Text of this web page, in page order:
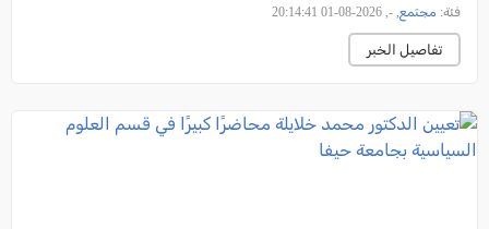
فئة: مجتمع, -, 2026-08-01 20:14:41
تفاصيل الخبر